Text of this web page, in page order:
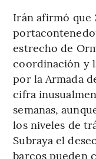
Irán afirmó que
estrecho de
coordinación y
por la Armada
cifra
semanas,
los niveles de
Subraya el
barcos pueden